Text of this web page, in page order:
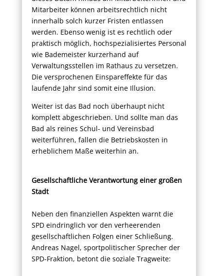
Mitarbeiter können arbeitsrechtlich nicht
innerhalb solch kurzer Fristen entlassen
werden. Ebenso wenig ist es rechtlich oder
praktisch möglich, hochspezialisiertes Personal
wie Bademeister kurzerhand auf
Verwaltungsstellen im Rathaus zu versetzen.
Die versprochenen Einspareffekte für das
laufende Jahr sind somit eine Illusion.
Weiter ist das Bad noch überhaupt nicht
komplett abgeschrieben. Und sollte man das
Bad als reines Schul- und Vereinsbad
weiterführen, fallen die Betriebskosten in
erheblichem Maße weiterhin an.
Gesellschaftliche Verantwortung einer großen
Stadt
Neben den finanziellen Aspekten warnt die
SPD eindringlich vor den verheerenden
gesellschaftlichen Folgen einer Schließung.
Andreas Nagel, sportpolitischer Sprecher der
SPD-Fraktion, betont die soziale Tragweite: